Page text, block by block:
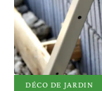
DÉCO DE JARDIN